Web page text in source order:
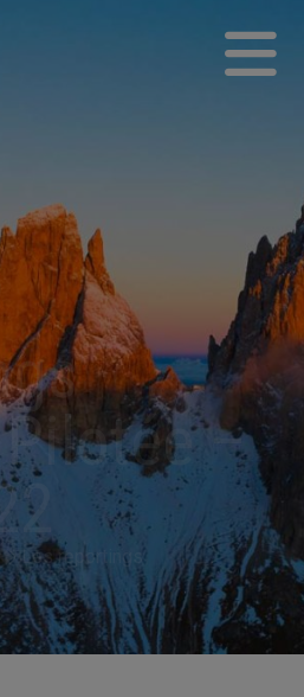
–
Les reportings